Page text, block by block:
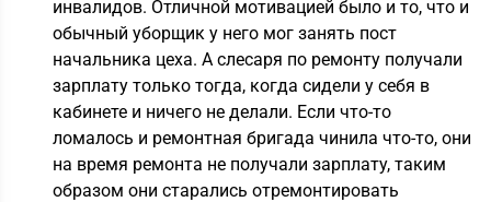
инвалидов. Отличной мотивацией было и то, что и
обычный уборщик у него мог занять пост
начальника цеха. А слесаря по ремонту получали
зарплату только тогда, когда сидели у себя в
кабинете и ничего не делали. Если что-то
ломалось и ремонтная бригада чинила что-то, они
на время ремонта не получали зарплату, таким
образом они старались отремонтировать